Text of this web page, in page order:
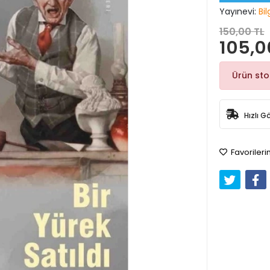
Yayınevi:
150,00 TL
Ürün
Hızlı